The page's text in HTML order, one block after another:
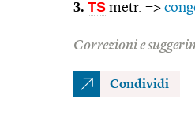
3. TS metr. =>
Correzioni e
Condividi